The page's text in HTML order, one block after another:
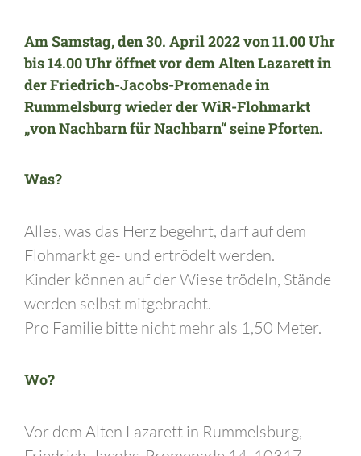
AmSamstag, den 30. April 2022von 11.00 Uhr
bis 14.00Uhr öffnet vor demAlten Lazarettin
der Friedrich-Jacobs-Promenade in
Rummelsburgwieder derWiR-Flohmarkt
„von Nachbarn für Nachbarn“seine Pforten.
Was?
Alles, was das Herz begehrt, darf auf dem
Flohmarkt ge- und ertrödelt werden.
Kinder können auf der Wiese trödeln, Stände
werden selbst mitgebracht.
Pro Familie bitte nicht mehr als 1,50 Meter.
Wo?
Vor dem Alten Lazarett in Rummelsburg,